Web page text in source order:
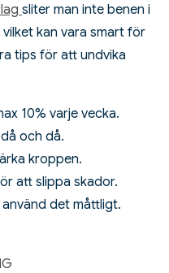
sliter man inte benen i
kan vara smart för
tips för att undvika
10% varje vecka.
och då.
kroppen.
att slippa skador.
det måttligt.